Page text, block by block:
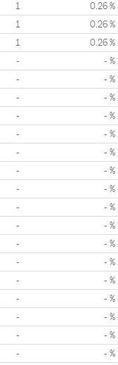
1 0.26 %
1 0.26 %
1 0.26 %
- - %
- - %
- - %
- - %
- - %
- - %
- - %
- - %
- - %
- - %
- - %
- - %
- - %
- - %
- - %
- - %
- - %